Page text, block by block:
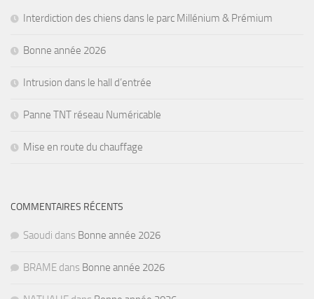
Interdiction des chiens dans le parc Millénium & Prémium
Bonne année 2026
Intrusion dans le hall d’entrée
Panne TNT réseau Numéricable
Mise en route du chauffage
COMMENTAIRES RÉCENTS
Saoudi dans Bonne année 2026
BRAME dans Bonne année 2026